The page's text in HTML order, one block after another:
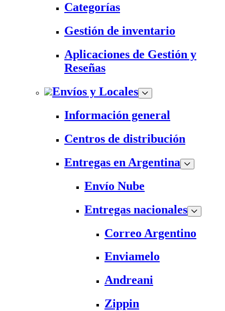
Categorías
Gestión de inventario
Aplicaciones de Gestión y
Reseñas
Envíos y Locales
Información general
Centros de distribución
Entregas en Argentina
Envío Nube
Entregas nacionales
Correo Argentino
Enviamelo
Andreani
Zippin